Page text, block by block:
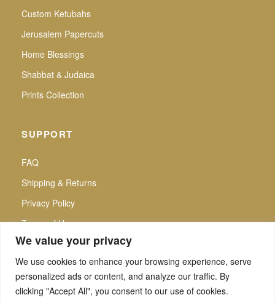
We value your privacy
We use cookies to enhance your browsing experience, serve
personalized ads or content, and analyze our traffic. By
clicking "Accept All", you consent to our use of cookies.
Custom Ketubahs
Jerusalem Papercuts
Home Blessings
Shabbat & Judaica
Prints Collection
SUPPORT
FAQ
Shipping & Returns
Privacy Policy
Terms of Use
f ▶ P Secure Checkout |